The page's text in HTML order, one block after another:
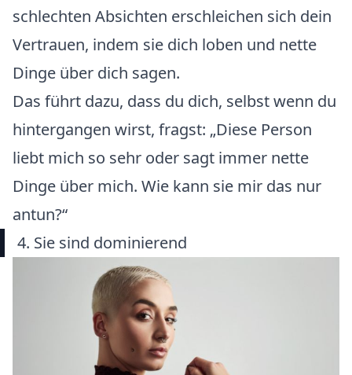
schlechten Absichten erschleichen sich dein
Vertrauen, indem sie dich loben und nette
Dinge über dich sagen.
Das führt dazu, dass du dich, selbst wenn du
hintergangen wirst, fragst: „Diese Person
liebt mich so sehr oder sagt immer nette
Dinge über mich. Wie kann sie mir das nur
antun?“
4. Sie sind dominierend